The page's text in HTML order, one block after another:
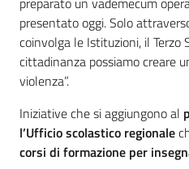
presentato oggi. Solo
coinvolga le Istituzioni, il Terzo
cittadinanza possiamo creare
violenza”.
Iniziative che si aggiungono al
l’Ufficio scolastico regionale
corsi di formazione per